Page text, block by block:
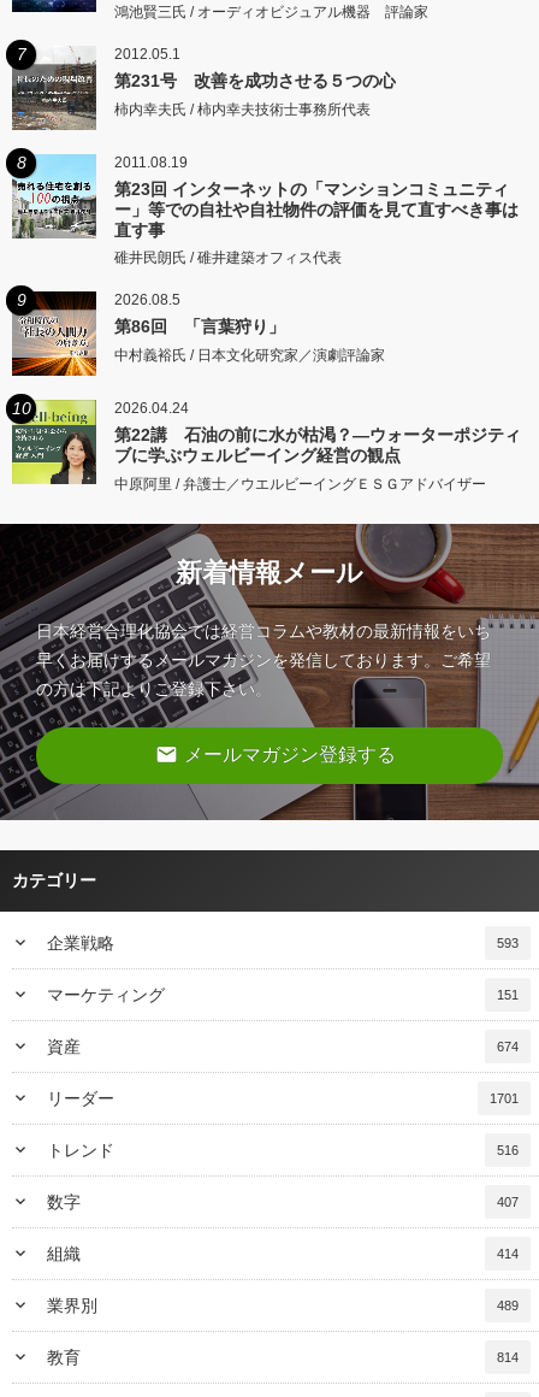
鴻池賢三氏 / オーディオビジュアル機器 評論家
7 2012.05.1
第231号 改善を成功させる５つの心
柿内幸夫氏 / 柿内幸夫技術士事務所代表
8 2011.08.19
第23回 インターネットの「マンションコミュニティ
ー」等での自社や自社物件の評価を見て直すべき事は
直す事
碓井民朗氏 / 碓井建築オフィス代表
9 2026.08.5
第86回 「言葉狩り」
中村義裕氏 / 日本文化研究家／演劇評論家
10 2026.04.24
第22講 石油の前に水が枯渇？―ウォーターポジティ
ブに学ぶウェルビーイング経営の観点
中原阿里 / 弁護士／ウエルビーイングＥＳＧアドバイザー
新着情報メール
日本経営合理化協会では経営コラムや教材の最新情報をいち
早くお届けするメールマガジンを発信しております。ご希望
の方は下記よりご登録下さい。
email メールマガジン登録する
カテゴリー
keyboard_arrow_down 企業戦略 593
keyboard_arrow_down マーケティング 151
keyboard_arrow_down 資産 674
keyboard_arrow_down リーダー 1701
keyboard_arrow_down トレンド 516
keyboard_arrow_down 数字 407
keyboard_arrow_down 組織 414
keyboard_arrow_down 業界別 489
keyboard_arrow_down 教育 814